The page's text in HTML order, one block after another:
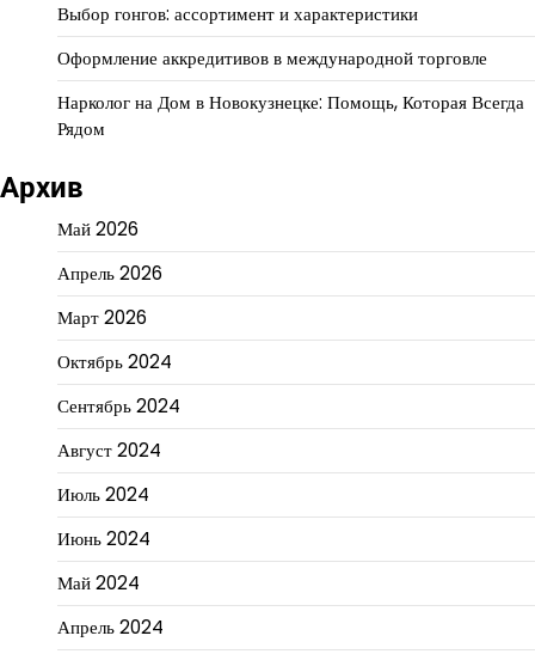
Выбор гонгов: ассортимент и характеристики
Оформление аккредитивов в международной торговле
Нарколог на Дом в Новокузнецке: Помощь, Которая Всегда
Рядом
Архив
Май 2026
Апрель 2026
Март 2026
Октябрь 2024
Сентябрь 2024
Август 2024
Июль 2024
Июнь 2024
Май 2024
Апрель 2024